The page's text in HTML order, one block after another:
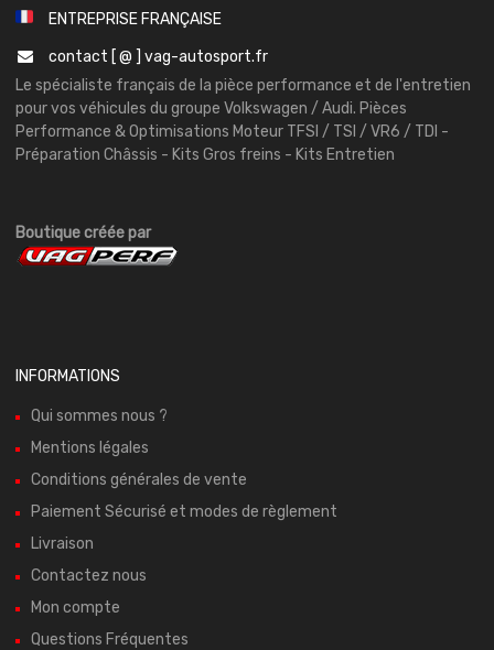
ENTREPRISE FRANÇAISE
contact [ @ ] vag-autosport.fr
Le spécialiste français de la pièce performance et de l'entretien
pour vos véhicules du groupe Volkswagen / Audi. Pièces
Performance & Optimisations Moteur TFSI / TSI / VR6 / TDI -
Préparation Châssis - Kits Gros freins - Kits Entretien
Boutique créée par
INFORMATIONS
Qui sommes nous ?
Mentions légales
Conditions générales de vente
Paiement Sécurisé et modes de règlement
Livraison
Contactez nous
Mon compte
Questions Fréquentes